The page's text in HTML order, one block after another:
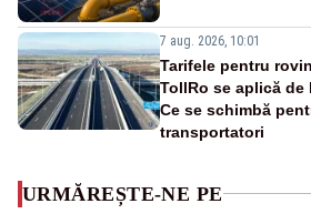
7 aug. 2026, 10:01
Tarifele pentru
TollRo se aplică de
Ce se schimbă
transportatori
URMĂREȘTE-NE PE